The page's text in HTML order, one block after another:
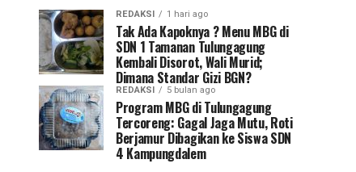
REDAKSI 1 hari ago
Tak Ada Kapoknya ? Menu MBG di
SDN 1 Tamanan Tulungagung
Kembali Disorot, Wali Murid;
Dimana Standar Gizi BGN?
REDAKSI 5 bulan ago
Program MBG di Tulungagung
Tercoreng: Gagal Jaga Mutu, Roti
Berjamur Dibagikan ke Siswa SDN
4 Kampungdalem